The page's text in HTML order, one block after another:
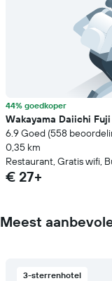
44% goedkoper
Wakayama Daiichi
6.9 Goed (558
0,35 km
Restaurant, Gratis wifi,
€ 27+
Meest
3-sterrenhotel